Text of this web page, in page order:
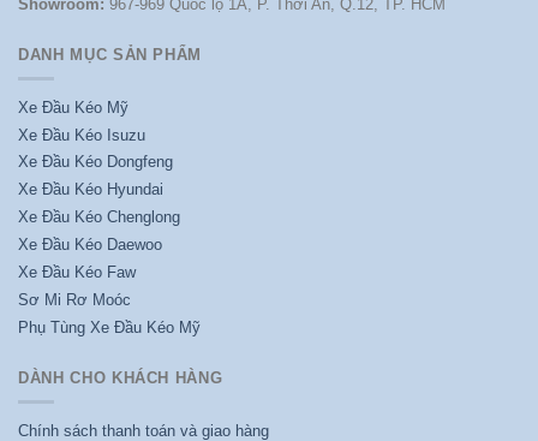
Showroom: 967-969 Quốc lộ 1A, P. Thới An, Q.12, TP. HCM
DANH MỤC SẢN PHẨM
Xe Đầu Kéo Mỹ
Xe Đầu Kéo Isuzu
Xe Đầu Kéo Dongfeng
Xe Đầu Kéo Hyundai
Xe Đầu Kéo Chenglong
Xe Đầu Kéo Daewoo
Xe Đầu Kéo Faw
Sơ Mi Rơ Moóc
Phụ Tùng Xe Đầu Kéo Mỹ
DÀNH CHO KHÁCH HÀNG
Chính sách thanh toán và giao hàng